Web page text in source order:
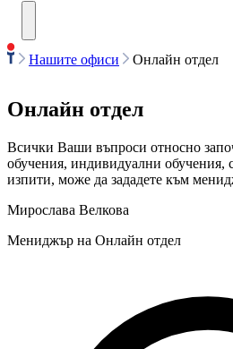
Нашите офиси Онлайн отдел
Онлайн отдел
Всички Ваши въпроси относно
обучения, индивидуални обучения,
изпити, може да зададете към
Мирослава Велкова
Мениджър на Онлайн отдел